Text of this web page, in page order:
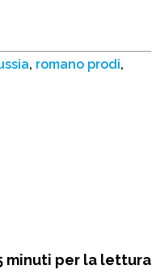
, romano prodi,
minuti per la lettura